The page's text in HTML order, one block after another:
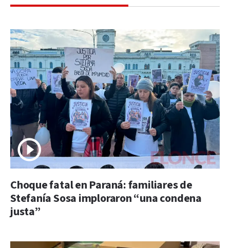
Choque fatal en Paraná: familiares de
Stefanía Sosa imploraron “una condena
justa”